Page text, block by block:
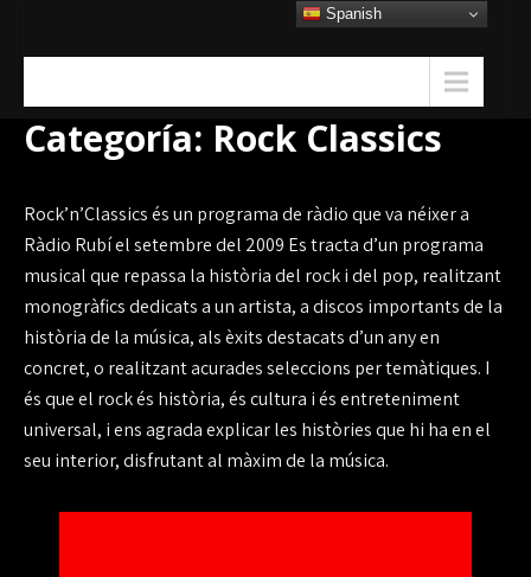
Categoría: Rock Classics
Rock’n’Classics és un programa de ràdio que va néixer a
Ràdio Rubí el setembre del 2009 Es tracta d’un programa
musical que repassa la història del rock i del pop, realitzant
monogràfics dedicats a un artista, a discos importants de la
història de la música, als èxits destacats d’un any en
concret, o realitzant acurades seleccions per temàtiques. I
és que el rock és història, és cultura i és entreteniment
universal, i ens agrada explicar les històries que hi ha en el
seu interior, disfrutant al màxim de la música.
Spanish